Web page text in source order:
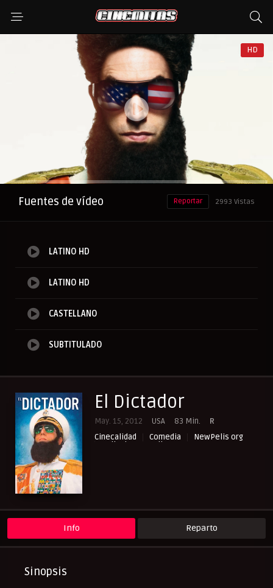
HD
Anuncio
Fuentes de vídeo 2993 Vistas
Reportar
LATINO HD
LATINO HD
CASTELLANO
SUBTITULADO
El Dictador
May. 15, 2012 USA 83 Min.
R
Cinecalidad
Comedia
NewPelis org
Peliculas Castellano
Info Reparto
Sinopsis